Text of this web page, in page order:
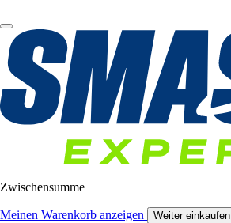
Zwischensumme
Meinen Warenkorb anzeigen Weiter einkaufen